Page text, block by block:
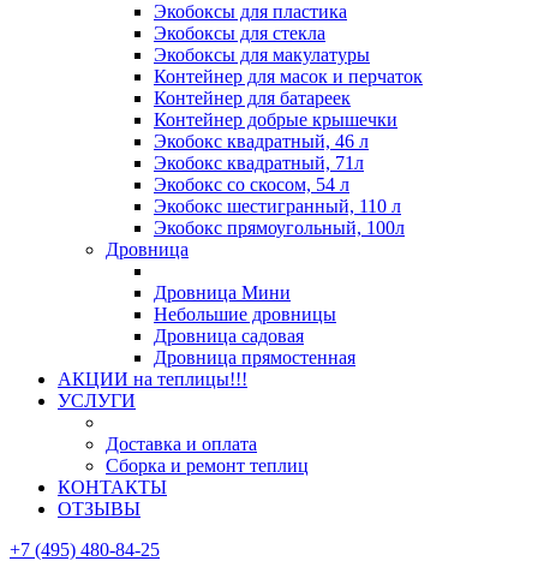
Экобоксы для пластика
Экобоксы для стекла
Экобоксы для макулатуры
Контейнер для масок и перчаток
Контейнер для батареек
Контейнер добрые крышечки
Экобокс квадратный, 46 л
Экобокс квадратный, 71л
Экобокс со скосом, 54 л
Экобокс шестигранный, 110 л
Экобокс прямоугольный, 100л
Дровница
Дровница Мини
Небольшие дровницы
Дровница садовая
Дровница прямостенная
АКЦИИ на теплицы!!!
УСЛУГИ
Доставка и оплата
Сборка и ремонт теплиц
КОНТАКТЫ
ОТЗЫВЫ
+7 (495) 480-84-25